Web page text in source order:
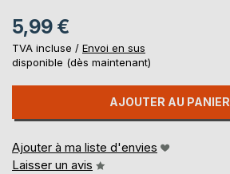
5,99 €
TVA incluse / Envoi en sus
disponible (dès maintenant)
AJOUTER AU PANIER
Ajouter à ma liste d'envies
Laisser un avis